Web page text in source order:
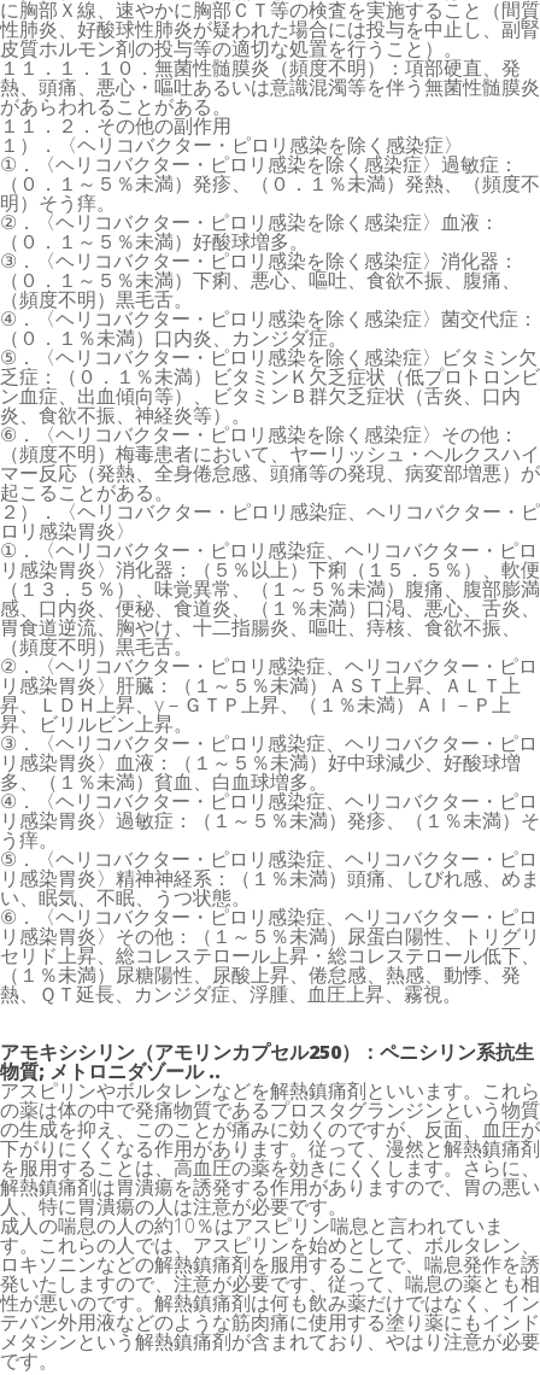
に胸部Ｘ線、速やかに胸部ＣＴ等の検査を実施すること（間質
性肺炎、好酸球性肺炎が疑われた場合には投与を中止し、副腎
皮質ホルモン剤の投与等の適切な処置を行うこと）。
１１．１．１０．無菌性髄膜炎（頻度不明）：項部硬直、発
熱、頭痛、悪心・嘔吐あるいは意識混濁等を伴う無菌性髄膜炎
があらわれることがある。
１１．２．その他の副作用
１）．〈ヘリコバクター・ピロリ感染を除く感染症〉
①．〈ヘリコバクター・ピロリ感染を除く感染症〉過敏症：
（０．１～５％未満）発疹、（０．１％未満）発熱、（頻度不
明）そう痒。
②．〈ヘリコバクター・ピロリ感染を除く感染症〉血液：
（０．１～５％未満）好酸球増多。
③．〈ヘリコバクター・ピロリ感染を除く感染症〉消化器：
（０．１～５％未満）下痢、悪心、嘔吐、食欲不振、腹痛、
（頻度不明）黒毛舌。
④．〈ヘリコバクター・ピロリ感染を除く感染症〉菌交代症：
（０．１％未満）口内炎、カンジダ症。
⑤．〈ヘリコバクター・ピロリ感染を除く感染症〉ビタミン欠
乏症：（０．１％未満）ビタミンＫ欠乏症状（低プロトロンビ
ン血症、出血傾向等）、ビタミンＢ群欠乏症状（舌炎、口内
炎、食欲不振、神経炎等）。
⑥．〈ヘリコバクター・ピロリ感染を除く感染症〉その他：
（頻度不明）梅毒患者において、ヤーリッシュ・ヘルクスハイ
マー反応（発熱、全身倦怠感、頭痛等の発現、病変部増悪）が
起こることがある。
２）．〈ヘリコバクター・ピロリ感染症、ヘリコバクター・ピ
ロリ感染胃炎〉
①．〈ヘリコバクター・ピロリ感染症、ヘリコバクター・ピロ
リ感染胃炎〉消化器：（５％以上）下痢（１５．５％）、軟便
（１３．５％）、味覚異常、（１～５％未満）腹痛、腹部膨満
感、口内炎、便秘、食道炎、（１％未満）口渇、悪心、舌炎、
胃食道逆流、胸やけ、十二指腸炎、嘔吐、痔核、食欲不振、
（頻度不明）黒毛舌。
②．〈ヘリコバクター・ピロリ感染症、ヘリコバクター・ピロ
リ感染胃炎〉肝臓：（１～５％未満）ＡＳＴ上昇、ＡＬＴ上
昇、ＬＤＨ上昇、γ－ＧＴＰ上昇、（１％未満）Ａｌ－Ｐ上
昇、ビリルビン上昇。
③．〈ヘリコバクター・ピロリ感染症、ヘリコバクター・ピロ
リ感染胃炎〉血液：（１～５％未満）好中球減少、好酸球増
多、（１％未満）貧血、白血球増多。
④．〈ヘリコバクター・ピロリ感染症、ヘリコバクター・ピロ
リ感染胃炎〉過敏症：（１～５％未満）発疹、（１％未満）そ
う痒。
⑤．〈ヘリコバクター・ピロリ感染症、ヘリコバクター・ピロ
リ感染胃炎〉精神神経系：（１％未満）頭痛、しびれ感、めま
い、眠気、不眠、うつ状態。
⑥．〈ヘリコバクター・ピロリ感染症、ヘリコバクター・ピロ
リ感染胃炎〉その他：（１～５％未満）尿蛋白陽性、トリグリ
セリド上昇、総コレステロール上昇・総コレステロール低下、
（１％未満）尿糖陽性、尿酸上昇、倦怠感、熱感、動悸、発
熱、ＱＴ延長、カンジダ症、浮腫、血圧上昇、霧視。
アモキシシリン（アモリンカプセル250）：ペニシリン系抗生
物質; メトロニダゾール ..
アスピリンやボルタレンなどを解熱鎮痛剤といいます。これら
の薬は体の中で発痛物質であるプロスタグランジンという物質
の生成を抑え、このことが痛みに効くのですが、反面、血圧が
下がりにくくなる作用があります。従って、漫然と解熱鎮痛剤
を服用することは、高血圧の薬を効きにくくします。さらに、
解熱鎮痛剤は胃潰瘍を誘発する作用がありますので、胃の悪い
人、特に胃潰瘍の人は注意が必要です。
成人の喘息の人の約10％はアスピリン喘息と言われていま
す。これらの人では、アスピリンを始めとして、ボルタレン、
ロキソニンなどの解熱鎮痛剤を服用することで、喘息発作を誘
発いたしますので、注意が必要です、従って、喘息の薬とも相
性が悪いのです。解熱鎮痛剤は何も飲み薬だけではなく、イン
テバン外用液などのような筋肉痛に使用する塗り薬にもインド
メタシンという解熱鎮痛剤が含まれており、やはり注意が必要
です。